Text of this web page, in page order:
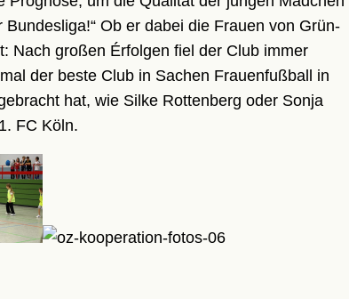
Ob er dabei die Frauen von Grün-
Nach großen Érfolgen fiel der Club immer
der beste Club in Sachen Frauenfußball in
hat, wie Silke Rottenberg oder Sonja
FC Köln.